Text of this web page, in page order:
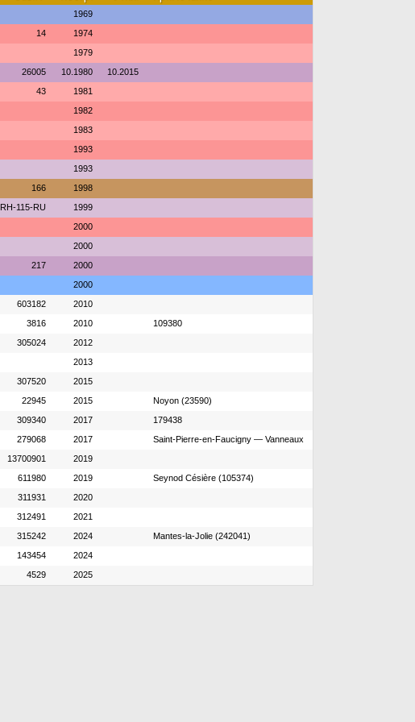
1969
14 1974
1979
26005 10.1980 10.2015
43 1981
1982
1983
1993
1993
166 1998
RH-115-RU 1999
2000
2000
217 2000
2000
603182 2010
3816 2010 109380
305024 2012
2013
307520 2015
22945 2015 Noyon (23590)
309340 2017 179438
279068 2017 Saint-Pierre-en-Faucigny — Vanneaux
13700901 2019
611980 2019 Seynod Césière (105374)
311931 2020
312491 2021
315242 2024 Mantes-la-Jolie (242041)
143454 2024
4529 2025